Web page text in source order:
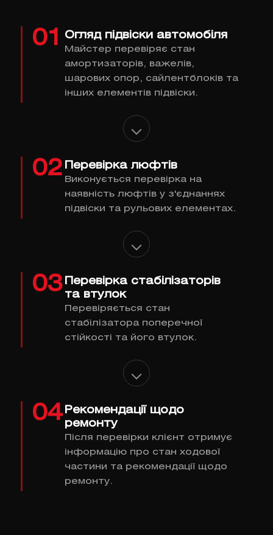
01 Огляд підвіски автомобіля
Майстер перевіряє стан
амортизаторів, важелів,
шарових опор, сайлентблоків та
інших елементів підвіски.
02 Перевірка люфтів
Виконується перевірка на
наявність люфтів у з'єднаннях
підвіски та рульових елементах.
03
Перевірка стабілізаторів
та втулок
Перевіряється стан
стабілізатора поперечної
стійкості та його втулок.
04 Рекомендації щодо
ремонту
Після перевірки клієнт отримує
інформацію про стан ходової
частини та рекомендації щодо
ремонту.